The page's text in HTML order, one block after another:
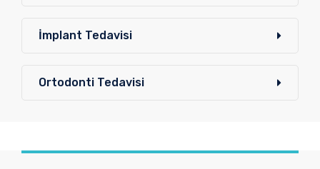
İmplant Tedavisi
Ortodonti Tedavisi